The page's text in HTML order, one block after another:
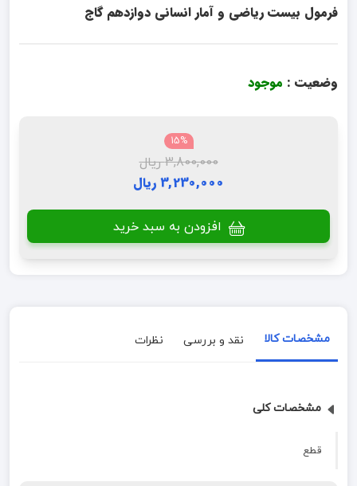
فرمول بیست ریاضی و آمار انسانی دوازدهم گاج
وضعیت : موجود
15%
3,800,000 ریال
3,230,000 ریال
افزودن به سبد خرید
مشخصات کالا نقد و بررسی نظرات
مشخصات کلی
قطع